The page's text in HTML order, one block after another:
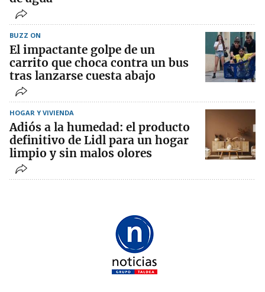
BUZZ ON
El impactante golpe de un
carrito que choca contra un bus
tras lanzarse cuesta abajo
HOGAR Y VIVIENDA
Adiós a la humedad: el producto
definitivo de Lidl para un hogar
limpio y sin malos olores